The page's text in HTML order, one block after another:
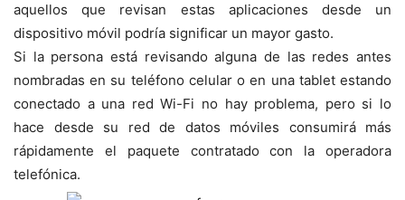
aquellos que revisan estas aplicaciones desde un
dispositivo móvil podría significar un mayor gasto.
Si la persona está revisando alguna de las redes antes
nombradas en su teléfono celular o en una tablet estando
conectado a una red Wi-Fi no hay problema, pero si lo
hace desde su red de datos móviles consumirá más
rápidamente el paquete contratado con la operadora
telefónica.